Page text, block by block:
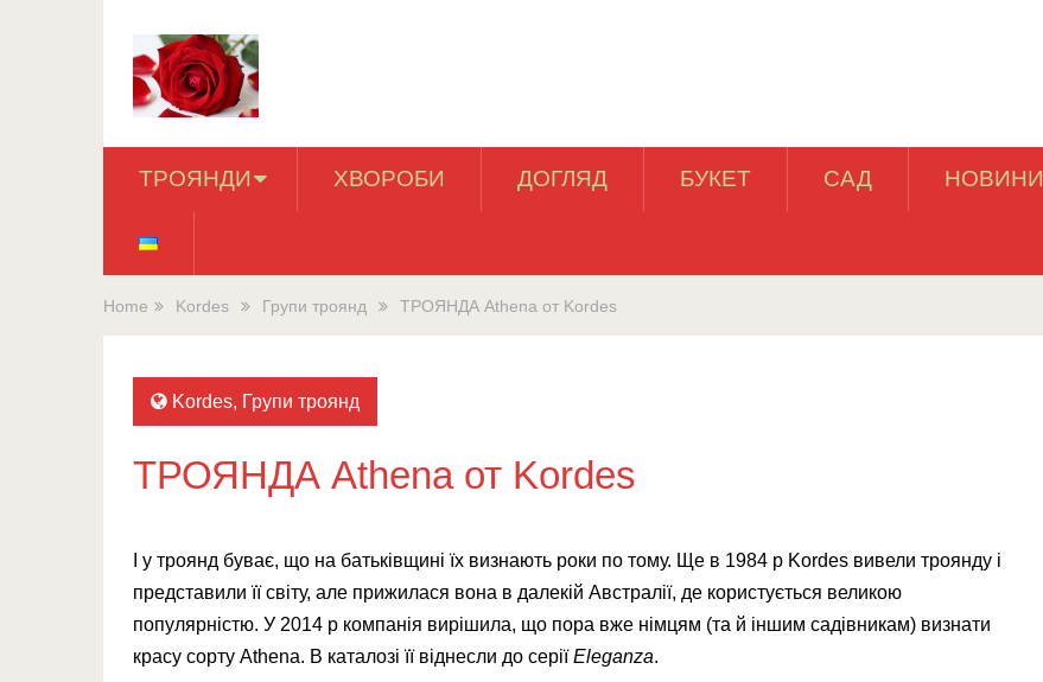
ТРОЯНДИ ХВОРОБИ ДОГЛЯД БУКЕТ САД НОВИНИ
Home Kordes Групи троянд ТРОЯНДА Athena от Kordes
Kordes, Групи троянд
ТРОЯНДА Athena от Kordes
І у троянд буває, що на батьківщині їх визнають роки по тому. Ще в 1984 р Kordes вивели троянду і
представили її світу, але прижилася вона в далекій Австралії, де користується великою
популярністю. У 2014 р компанія вирішила, що пора вже німцям (та й іншим садівникам) визнати
красу сорту Athena. В каталозі її віднесли до серіїEleganza.